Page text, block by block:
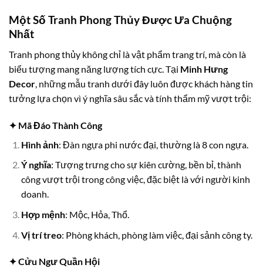
Một Số Tranh Phong Thủy Được Ưa Chuộng
Nhất
Tranh phong thủy không chỉ là vật phẩm trang trí, mà còn là
biểu tượng mang năng lượng tích cực. Tại Minh Hưng
Decor, những mẫu tranh dưới đây luôn được khách hàng tin
tưởng lựa chọn vì ý nghĩa sâu sắc và tính thẩm mỹ vượt trội:
✦ Mã Đáo Thành Công
Hình ảnh: Đàn ngựa phi nước đại, thường là 8 con ngựa.
Ý nghĩa: Tượng trưng cho sự kiên cường, bền bỉ, thành
công vượt trội trong công việc, đặc biệt là với người kinh
doanh.
Hợp mệnh: Mộc, Hỏa, Thổ.
Vị trí treo: Phòng khách, phòng làm việc, đại sảnh công ty.
✦ Cửu Ngư Quần Hội